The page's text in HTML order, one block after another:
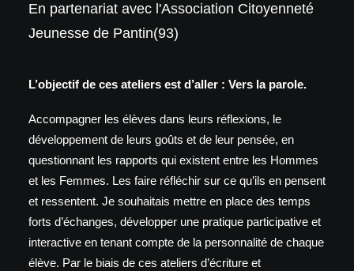
En partenariat avec l'Association Citoyenneté
Jeunesse de Pantin(93)
L’objectif de ces ateliers est d’aller : Vers la parole.
Accompagner les élèves dans leurs réflexions, le
développement de leurs goûts et de leur pensée, en
questionnant les rapports qui existent entre les Hommes
et les Femmes. Les faire réfléchir sur ce qu’ils en pensent
et ressentent. Je souhaitais mettre en place des temps
forts d’échanges, développer une pratique participative et
interactive en tenant compte de la personnalité de chaque
élève. Par le biais de ces ateliers d’écriture et